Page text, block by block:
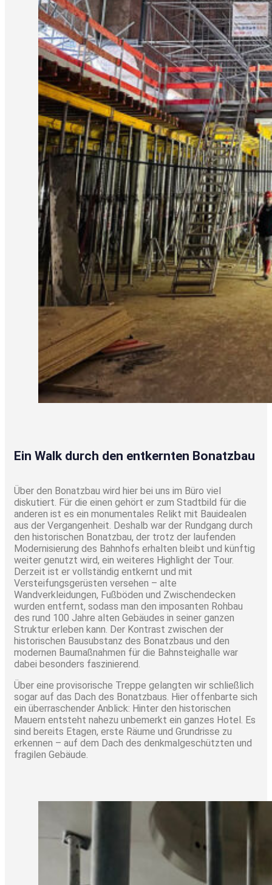
Ein Walk durch den entkernten Bonatzbau
Über den Bonatzbau wird hier bei uns im Büro viel
diskutiert. Für die einen gehört er zum Stadtbild für die
anderen ist es ein monumentales Relikt mit Bauidealen
aus der Vergangenheit. Deshalb war der Rundgang durch
den historischen Bonatzbau, der trotz der laufenden
Modernisierung des Bahnhofs erhalten bleibt und künftig
weiter genutzt wird, ein weiteres Highlight der Tour.
Derzeit ist er vollständig entkernt und mit
Versteifungsgerüsten versehen – alte
Wandverkleidungen, Fußböden und Zwischendecken
wurden entfernt, sodass man den imposanten Rohbau
des rund 100 Jahre alten Gebäudes in seiner ganzen
Struktur erleben kann. Der Kontrast zwischen der
historischen Bausubstanz des Bonatzbaus und den
modernen Baumaßnahmen für die Bahnsteighalle war
dabei besonders faszinierend.
Über eine provisorische Treppe gelangten wir schließlich
sogar auf das Dach des Bonatzbaus. Hier offenbarte sich
ein überraschender Anblick: Hinter den historischen
Mauern entsteht nahezu unbemerkt ein ganzes Hotel. Es
sind bereits Etagen, erste Räume und Grundrisse zu
erkennen – auf dem Dach des denkmalgeschützten und
fragilen Gebäude.